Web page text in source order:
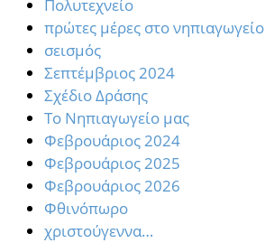
Πολυτεχνείο
πρώτες μέρες στο νηπιαγωγείο
σεισμός
Σεπτέμβριος 2024
Σχέδιο Δράσης
Το Νηπιαγωγείο μας
Φεβρουάριος 2024
Φεβρουάριος 2025
Φεβρουάριος 2026
Φθινόπωρο
χριστούγεννα…